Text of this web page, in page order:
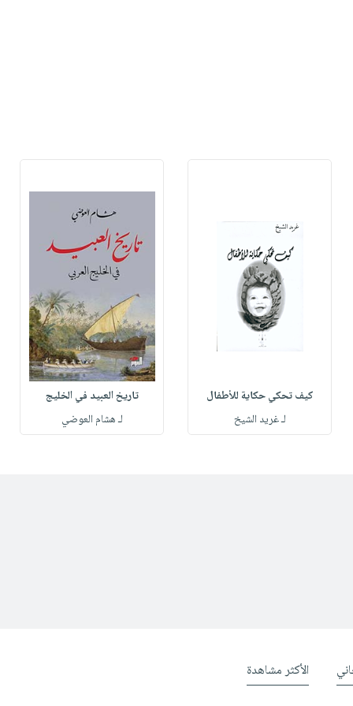
كيف تحكي حكاية للأطفال
لـ غريد الشيخ
تاريخ العبيد في الخليج
لـ هشام العوضي
الأكثر مشاهدة